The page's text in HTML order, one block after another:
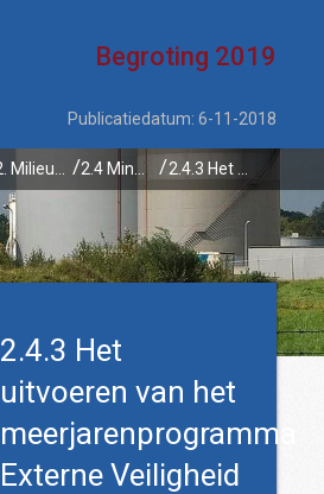
Begroting 2019
Publicatiedatum: 6-11-2018
2.4.3 Het
uitvoeren van het
meerjarenprogramma
Externe Veiligheid